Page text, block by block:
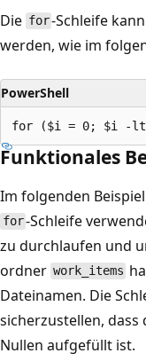
Die for-Schleife
werden, wie im
PowerShell
Funktionales
Im folgenden
for-Schleife
zu durchlaufen und
ordner work_items
Dateinamen. Die
sicherzustellen,
Nullen aufgefüllt ist.